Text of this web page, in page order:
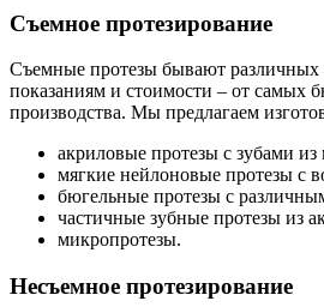
Съемное протезирование
Съемные протезы бывают различных
показаниям и стоимости – от самых
производства. Мы предлагаем
акриловые протезы с зубами
мягкие нейлоновые протезы с
бюгельные протезы с
частичные зубные протезы из
микропротезы.
Несъемное протезирование